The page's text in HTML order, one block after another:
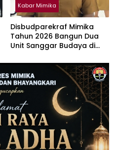
Kabar Mimika
Disbudparekraf Mimika
Tahun 2026 Bangun Dua
Unit Sanggar Budaya di